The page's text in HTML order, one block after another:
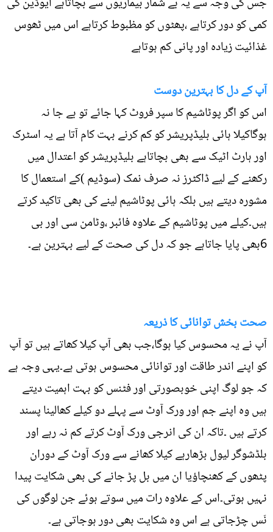
کمی کو دور کرتاہے ،پھٹوں کو مظبوط کرتاہے اس میں ٹھوس
غذائیت زیادہ اور پانی کم ہوتاہے
آپ کے دل کا بہترین دوست
اس کو اگر پوٹاشیم کا سپر فروٹ کہا جائے تو بے جا نہ
ہوگاکیلا ہائی بلیڈپریشر کو کم کرنے بہت کام آتا ہے یہ اسٹرک
اور ہارٹ اٹیک سے بھی بچاتاہے بلیڈپریشر کو اعتدال میں
رکھنے کے لیے ڈاکٹرز نہ صرف نمک (سوڈیم )کے استعمال کا
مشورہ دیتے ہیں بلکہ ہائی پوٹاشیم لینے کی بھی تاکید کرتے
ہیں۔کیلے میں پوٹاشیم کے علاوہ فائبر ،وٹامن سی اور بی
6بھی پایا جاتاہے جو کہ دل کی صحت کے لیے بہترین ہے۔
صحت بخش توانائی کا ذریعہ
آپ نے یہ محسوس کیا ہوگا،جب بھی آپ کیلا کھاتے ہیں تو آپ
کو اپنے اندر طاقت اور توانائی محسوس ہوتی ہے۔یہی وجہ ہے
کہ جو لوگ اپنی خوبصورتی اور فٹنس کو بہت اہمیت دیتے
ہیں وہ اپنے جم اور ورک آوٹ سے پہلے دو کیلے کھالینا پسند
کرتے ہیں ۔تاکہ ان کی انرجی ورک آوٹ کرتے کم نہ رہے اور
بلڈشوگر لیول بڑھارہے کیلا کھانے سے ورک آوٹ کے دوران
پٹھوں کے کھنچاؤیا ان میں بل پڑ جانے کی بھی شکایت پیدا
نہیں ہوتی۔اس کے علاوہ رات میں سوتے ہوئے جن لوگوں کی
نَس چڑجاتی ہے اس وہ شکایت بھی دور ہوجاتی ہے۔